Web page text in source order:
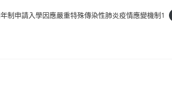
制申請入學因應嚴重特殊傳染性肺炎疫情應變機制1